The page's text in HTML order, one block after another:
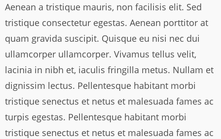
Aenean a tristique mauris, non facilisis elit. Sed
tristique consectetur egestas. Aenean porttitor at
quam gravida suscipit. Quisque eu nisi nec dui
ullamcorper ullamcorper. Vivamus tellus velit,
lacinia in nibh et, iaculis fringilla metus. Nullam et
dignissim lectus. Pellentesque habitant morbi
tristique senectus et netus et malesuada fames ac
turpis egestas. Pellentesque habitant morbi
tristique senectus et netus et malesuada fames ac